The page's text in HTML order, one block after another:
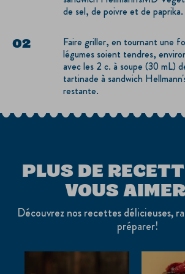
de sel, de poivre et de paprika.
Faire griller, en tournant une
légumes soient tendres,
avec les 2 c. à soupe (30 mL)
tartinade à sandwich
restante.
PLUS DE
VOUS
Découvrez nos recettes délicieuses,
préparer!